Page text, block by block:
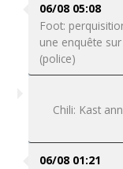
06/08 05:08
Foot:
une enquête
(police)
Chili: Kast
06/08 01:21